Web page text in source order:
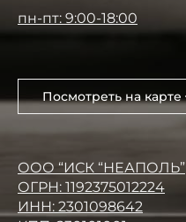
ООО “ИСК “НЕАПОЛЬ”
ОГРН: 1192375012224
ИНН: 2301098642
пн-пт: 9:00-18:00
Посмотреть на карте